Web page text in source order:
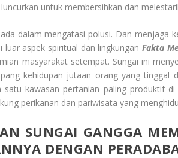
untuk membersihkan dan
dalam mengatasi polusi. Dan menjaga
luar aspek spiritual dan lingkunganFakta
masyarakat setempat. Sungai ini
kehidupan jutaan orang yang tinggal
satu kawasan pertanian paling produktif
perikanan dan pariwisata yang
SUNGAI GANGGA
DENGAN